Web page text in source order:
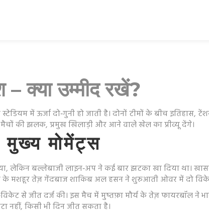
– क्या उम्मीद रखें?
में ऊर्जा दो‑गुनी हो जाती है। दोनों टीमों के बीच
की झलक, प्रमुख खिलाड़ी और आने वाले खेल का प्रीव्यू देंगे।
मुख्य मोमेंट्स
लेकिन बल्लेबाजी लाइन‑अप ने कई बार झटका खा दिया था।
के मशहूर तेज़ गेंदबाज शाकिब अल हसन ने शुरुआती ओवर में दो
से जीत दर्ज की। इस मैच में मुष्तफ़ा मौर्य के तेज़
नहीं, किसी भी दिन जीत सकता है।